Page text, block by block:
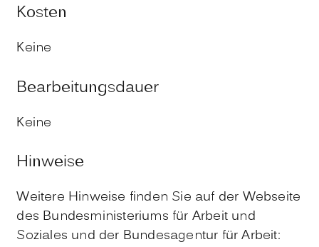
Kosten
Keine
Bearbeitungsdauer
Keine
Hinweise
Weitere Hinweise finden Sie auf der Webseite
des Bundesministeriums für Arbeit und
Soziales und der Bundesagentur für Arbeit: